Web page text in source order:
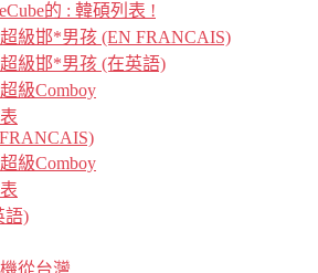
的 : 韓碩列表 !
級邯*男孩 (EN FRANCAIS)
級邯*男孩 (在英語)
級Comboy
級Comboy
語)